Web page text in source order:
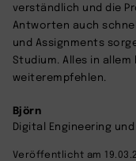
verständlich und die
Antworten auch
und Assignments
Studium. Alles in
weiterempfehlen.
Björn
Digital Engineering
Veröffentlicht am